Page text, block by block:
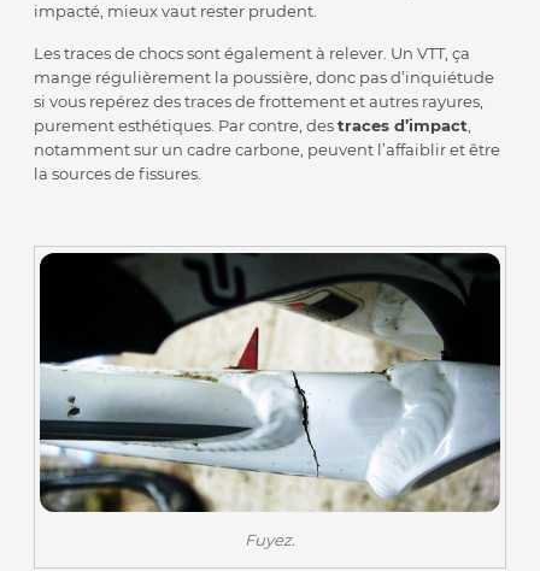
impacté, mieux vaut rester prudent.
Les traces de chocs sont également à relever. Un VTT, ça
mange régulièrement la poussière, donc pas d’inquiétude
si vous repérez des traces de frottement et autres rayures,
purement esthétiques. Par contre, destraces d’impact,
notamment sur un cadre carbone, peuvent l’affaiblir et être
la sources de fissures.
Fuyez.